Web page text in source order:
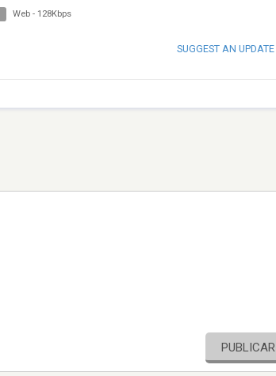
Web - 128Kbps
SUGGEST AN UPDATE
PUBLICAR